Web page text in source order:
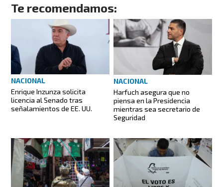
Te recomendamos:
NACIONAL
Enrique Inzunza solicita
licencia al Senado tras
señalamientos de EE. UU.
NACIONAL
Harfuch asegura que no
piensa en la Presidencia
mientras sea secretario de
Seguridad